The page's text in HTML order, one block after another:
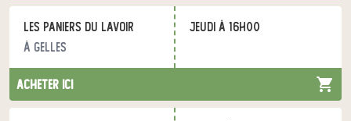
Les Paniers du Lavoir
à Gelles
jeudi à 16h00
acheter ici